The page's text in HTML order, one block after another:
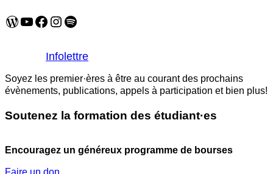
WordPress
YouTube
Facebook
Instagram
Spotify
Infolettre
Soyez les premier·ères à être au courant des prochains
évènements, publications, appels à participation et bien plus!
Soutenez la formation des étudiant·es
Encouragez un généreux programme de bourses
Faire un don